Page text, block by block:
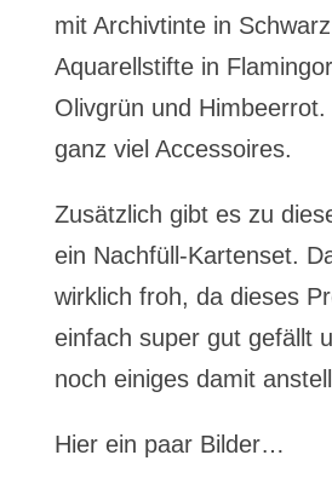
mit Archivtinte in
Aquarellstifte in
Olivgrün und
ganz viel Accessoires.
Zusätzlich gibt es zu
ein Nachfüll-Kartenset.
wirklich froh, da dieses
einfach super gut gefällt
noch einiges damit
Hier ein paar Bilder…